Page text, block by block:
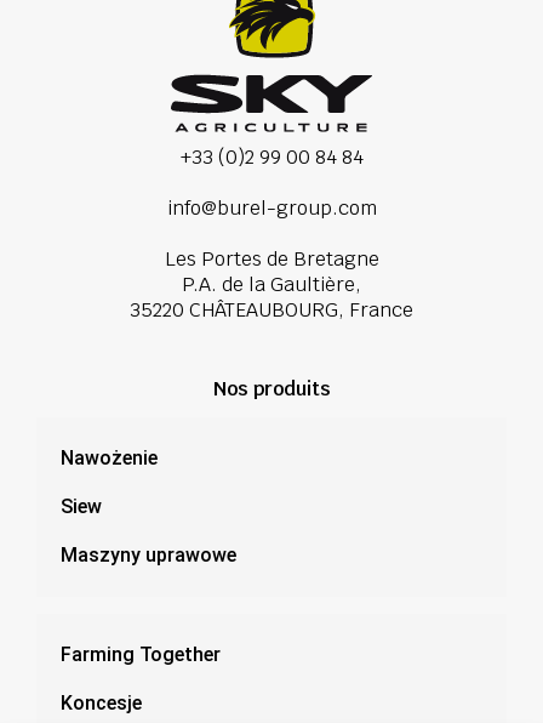
+33 (0)2 99 00 84 84
info@burel-group.com
Les Portes de Bretagne
P.A. de la Gaultière,
35220 CHÂTEAUBOURG, France
Nos produits
Nawożenie
Siew
Maszyny uprawowe
Farming Together
Koncesje